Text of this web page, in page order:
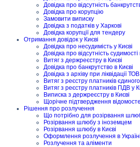
Довідка про відсутність
Довідка про корупцію
Замовити виписку
Довідка з податків у Харкові
Довідка корупції для тендеру
Отримання довідок у Києві
Довідка про несудимість у Києві
Довідка про відсутність судимості
Витяг з держреєстру в Києві
Довідка про банкрутство в Києві
Довідка з архіву при ліквідації ТОВ
Витяг з реєстру платників
Витяг з реєстру платників ПДВ у
Виписка з держреєстру в Києві
Щорічне підтвердження
Рішення про розлучення
Що потрібно для розірвання
Розірвання шлюбу з іноземцем
Розірвання шлюбу в Києві
Оформлення розлучення в Україні
Розлучення та аліменти